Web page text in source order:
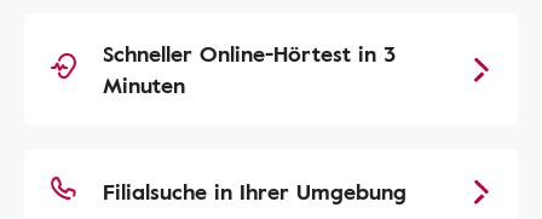
Schneller Online-Hörtest in 3
Minuten
Filialsuche in Ihrer Umgebung